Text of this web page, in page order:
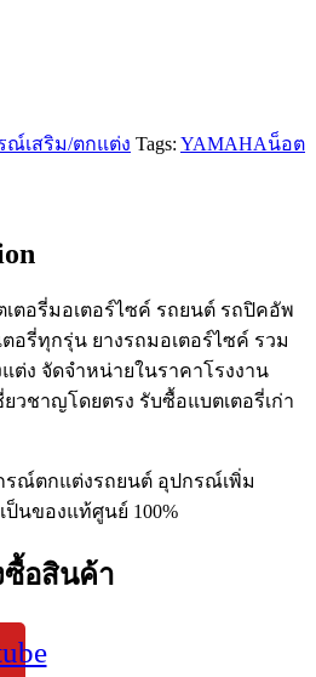
ณ์เสริม/ตกแต่ง Tags: YAMAHAน็อต
ตอรี่มอเตอร์ไซค์ รถยนต์ รถปิคอัพ
อรี่ทุกรุ่น ยางรถมอเตอร์ไซค์ รวม
ต่ง จัดจำหน่ายในราคาโรงงาน
วชาญโดยตรง รับซื้อแบตเตอรี่เก่า
รณ์ตกแต่งรถยนต์ อุปกรณ์เพิ่ม
นของแท้ศูนย์ 100%
อสินค้า